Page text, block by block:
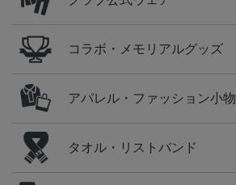
コラボ・メモリアルグッズ
アパレル・ファッション小物
タオル・リストバンド